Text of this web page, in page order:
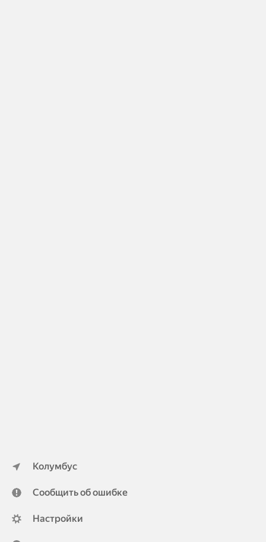
Колумбус
Сообщить об ошибке
Настройки